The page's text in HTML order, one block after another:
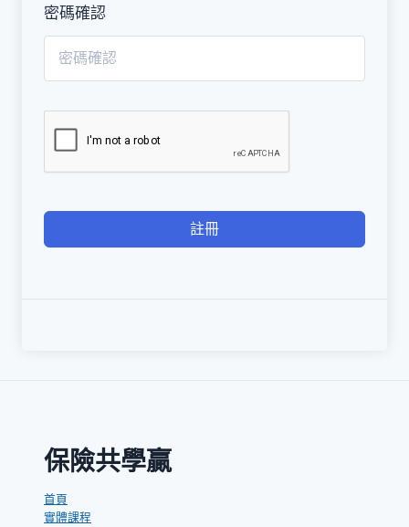
密碼確認
註冊
保險共學贏
首頁
實體課程